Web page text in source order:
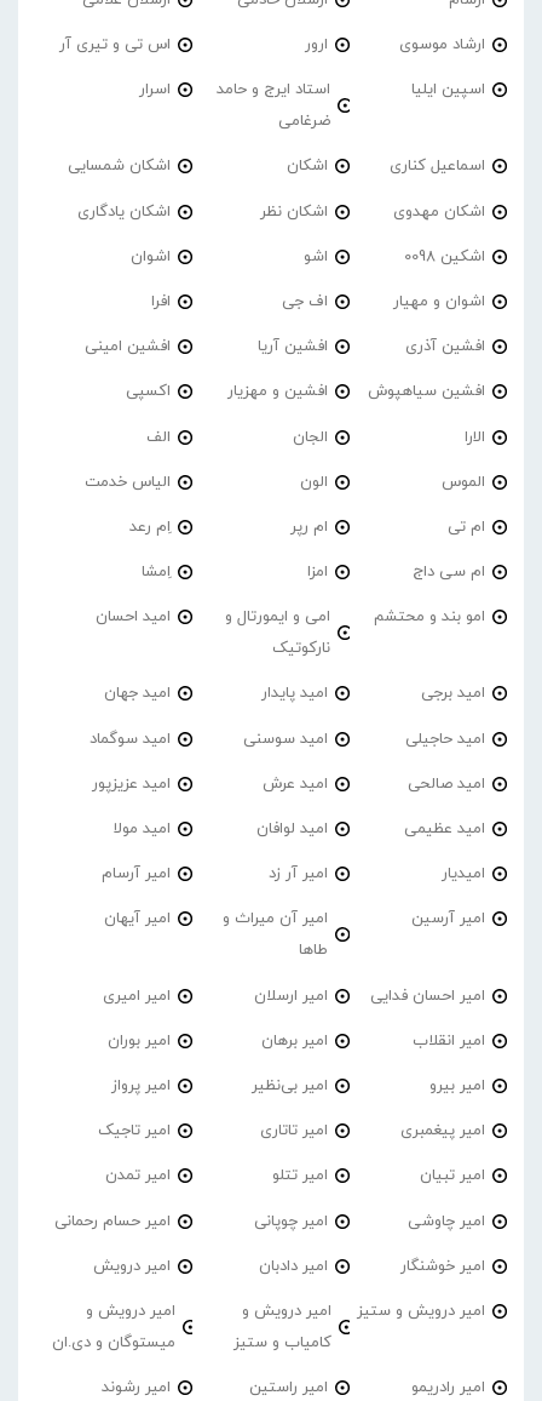
ارشاد موسوی ارور اس تی و تیری آر
اسپین ایلیا
استاد ایرج و حامد
ضرغامی
اسرار
اسماعیل کناری اشکان اشکان شمسایی
اشکان مهدوی اشکان نظر اشکان یادگاری
اشکین 0098 اشو اشوان
اشوان و مهیار اف جی افرا
افشین آذری افشین آریا افشین امینی
افشین سیاهپوش افشین و مهزیار اکسپی
الارا الجان الف
الموس الون الیاس خدمت
ام تی ام رپر اِم رعد
ام سی داج امزا اِمشا
امو بند و محتشم
امی و ایمورتال و
نارکوتیک
امید احسان
امید برجی امید پایدار امید جهان
امید حاجیلی امید سوسنی امید سوگماد
امید صالحی امید عرش امید عزیزپور
امید عظیمی امید لوافان امید مولا
امیدیار امیر آر زد امیر آرسام
امیر آرسین
امیر آن میراث و
طاها
امیر آیهان
امیر احسان فدایی امیر ارسلان امیر امیری
امیر انقلاب امیر برهان امیر‌ بوران
امیر بیرو امیر بی‌نظیر امیر پرواز
امیر پیغمبری امیر تاتاری امیر تاجیک
امیر تبیان امیر تتلو امیر تمدن
امیر چاوشی امیر چوپانی امیر حسام رحمانی
امیر خوشنگار امیر دادبان امیر درویش
امیر درویش و ستیز
امیر درویش و
کامیاب و ستیز
امیر درویش و
میستوگان و دی.ان
امیر رادریمو امیر راستین امیر رشوند